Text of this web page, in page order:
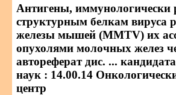
Антигены, иммунологически
структурным белкам вируса
железы мышей (MMTV) их
опухолями молочных желез
автореферат дис. ...
наук : 14.00.14
центр